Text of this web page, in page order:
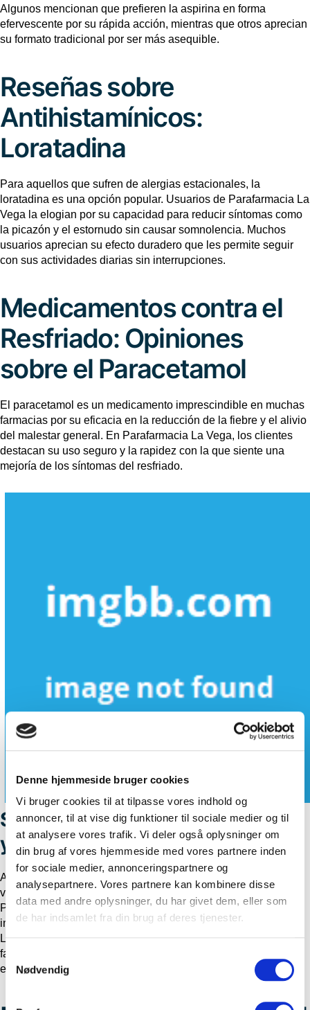
Denne hjemmeside bruger cookies
Vi bruger cookies til at tilpasse vores indhold og
annoncer, til at vise dig funktioner til sociale medier og til
at analysere vores trafik. Vi deler også oplysninger om
din brug af vores hjemmeside med vores partnere inden
for sociale medier, annonceringspartnere og
analysepartnere. Vores partnere kan kombinere disse
data med andre oplysninger, du har givet dem, eller som
de har indsamlet fra din brug af deres tjenester.
S
a
t
Nødvendig
Algunos mencionan que prefieren la aspirina en forma
efervescente por su rápida acción, mientras que otros aprecian
su formato tradicional por ser más asequible.
Reseñas sobre
Antihistamínicos:
Loratadina
Para aquellos que sufren de alergias estacionales, la
loratadina es una opción popular. Usuarios de Parafarmacia La
Vega la elogian por su capacidad para reducir síntomas como
la picazón y el estornudo sin causar somnolencia. Muchos
usuarios aprecian su efecto duradero que les permite seguir
con sus actividades diarias sin interrupciones.
Medicamentos contra el
Resfriado: Opiniones
sobre el Paracetamol
El paracetamol es un medicamento imprescindible en muchas
farmacias por su eficacia en la reducción de la fiebre y el alivio
del malestar general. En Parafarmacia La Vega, los clientes
destacan su uso seguro y la rapidez con la que siente una
mejoría de los síntomas del resfriado.
Suplementos de Salud: Vitamina C
y Zinc
Aumentar las defensas del cuerpo con suplementos como la
vitamina C y el zinc ha ganado popularidad. Los clientes de
Parafarmacia La Vega han visto mejoras en su sistema
inmunológico y una mayor resistencia a infecciones comunes.
La combinación de ambos suplementos ha sido
favorablemente aceptada por su rol en la prevención de
enfermedades y su contribución a la salud general.